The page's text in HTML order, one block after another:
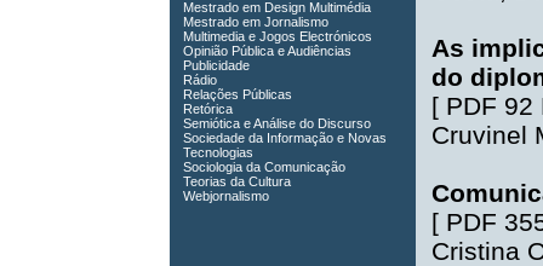
Mestrado em Design Multimédia
Mestrado em Jornalismo
Multimedia e Jogos Electrónicos
Opinião Pública e Audiências
Publicidade
Rádio
Relações Públicas
Retórica
Semiótica e Análise do Discurso
Sociedade da Informação e Novas
Tecnologias
Sociologia da Comunicação
Teorias da Cultura
Webjornalismo
As
do
[ PDF 92
Cruvinel
[ PDF
Cristina